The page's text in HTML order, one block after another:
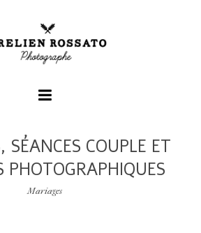
+
SÉANCES COUPLE ET
PHOTOGRAPHIQUES
Mariages